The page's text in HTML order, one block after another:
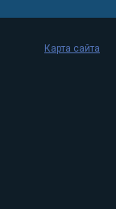
Карта сайта